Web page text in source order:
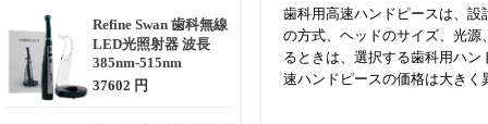
Refine Swan 歯科無線
LED光照射器 波長
385nm-515nm
37602 円
歯科用高速ハンドピースは、設
の方式、ヘッドのサイズ、光
るときは、選択する歯科用ハ
速ハンドピースの価格は大き